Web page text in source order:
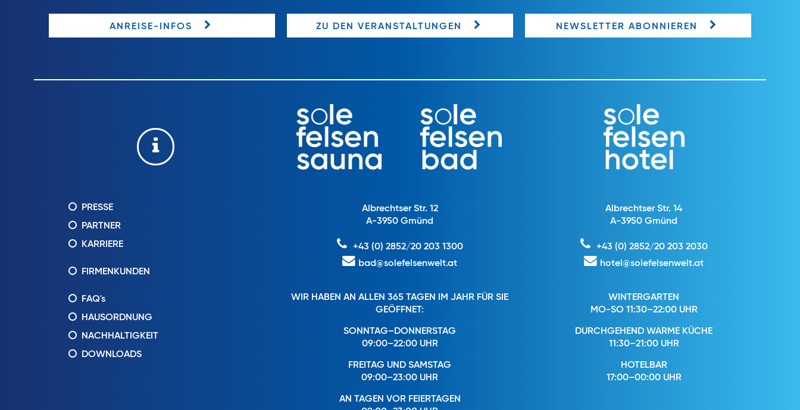
ANREISE-INFOS ZU DEN VERANSTALTUNGEN NEWSLETTER ABONNIEREN
PRESSE
PARTNER
KARRIERE
FIRMENKUNDEN
FAQ's
HAUSORDNUNG
NACHHALTIGKEIT
DOWNLOADS
Albrechtser Str. 12
A-3950 Gmünd
+43 (0) 2852/20 203 1300
bad@solefelsenwelt.at
WIR HABEN AN ALLEN 365 TAGEN IM JAHR FÜR SIE
GEÖFFNET:
SONNTAG–DONNERSTAG
09:00–22:00 UHR
FREITAG UND SAMSTAG
09:00–23:00 UHR
AN TAGEN VOR FEIERTAGEN
Albrechtser Str. 14
A-3950 Gmünd
+43 (0) 2852/20 203 2030
hotel@solefelsenwelt.at
WINTERGARTEN
MO-SO 11:30–22:00 UHR
DURCHGEHEND WARME KÜCHE
11:30–21:00 UHR
HOTELBAR
17:00–00:00 UHR